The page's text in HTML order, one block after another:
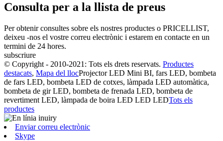
Consulta per a la llista de preus
Per obtenir consultes sobre els nostres productes o PRICELLIST,
deixeu -nos el vostre correu electrònic i estarem en contacte en un
termini de 24 hores.
subscriure
© Copyright - 2010-2021: Tots els drets reservats. Productes
destacats, Mapa del llocProjector LED Mini BI, fars LED, bombeta
de fars LED, bombeta LED de cotxes, làmpada LED automàtica,
bombeta de gir LED, bombeta de frenada LED, bombeta de
revertiment LED, làmpada de boira LED LED LEDTots els
productes
Enviar correu electrònic
Skype